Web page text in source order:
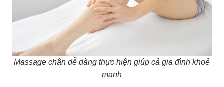
Massage chân dễ dàng thực hiện giúp cả gia đình khoẻ
mạnh